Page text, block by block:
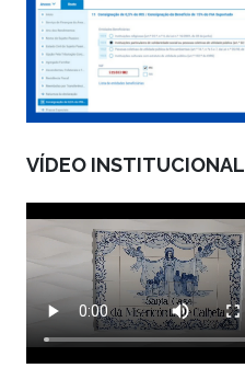
VÍDEO INSTITUCIONAL